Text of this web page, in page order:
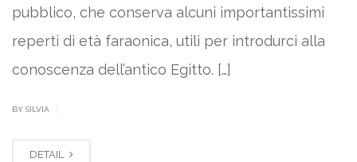
pubblico, che conserva alcuni importantissimi
reperti di età faraonica, utili per introdurci alla
conoscenza dell’antico Egitto. […]
BY SILVIA
DETAIL